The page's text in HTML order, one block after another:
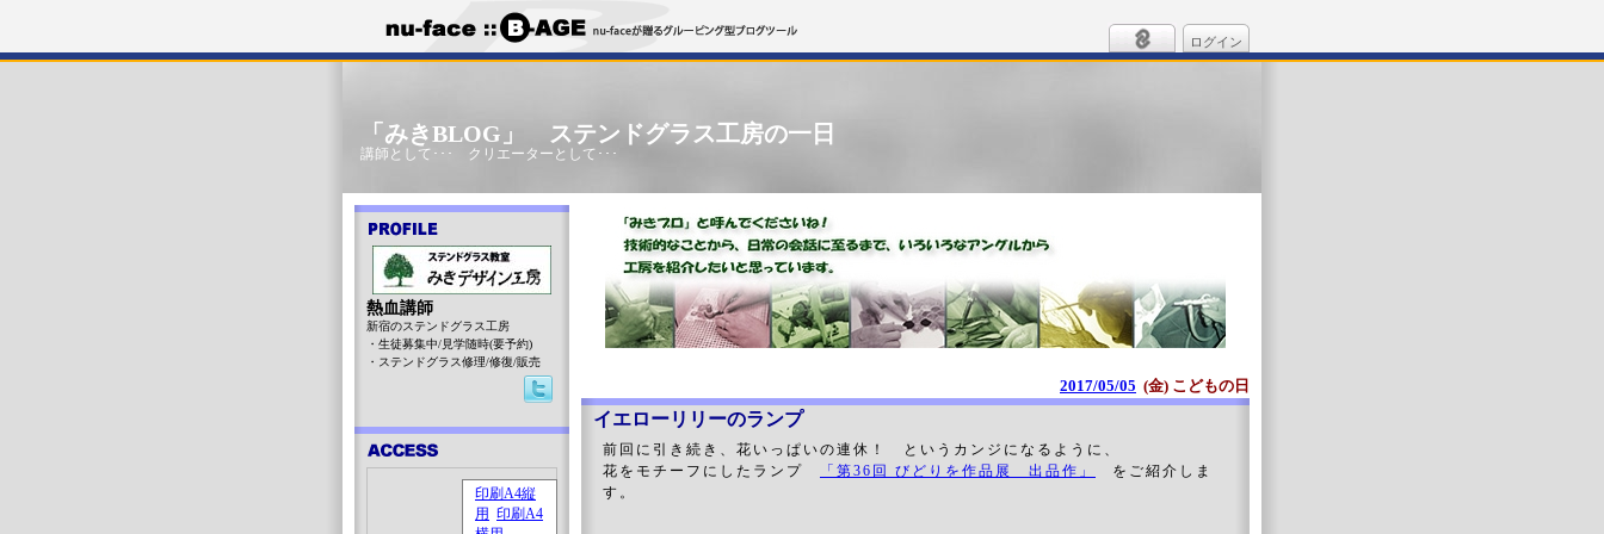
ログイン
「みきBLOG」 ステンドグラス工房の一日
講師として･･･ クリエーターとして･･･
2017/05/05 (金) こどもの日
イエローリリーのランプ
前回に引き続き、花いっぱいの連休！ というカンジになるように、
花をモチーフにしたランプ
「第36回 びどりを作品展 出品作」
をご紹介しま
す。
熱血講師
新宿のステンドグラス工房
・生徒募集中/見学随時(要予約)
・ステンドグラス修理/修復/販売